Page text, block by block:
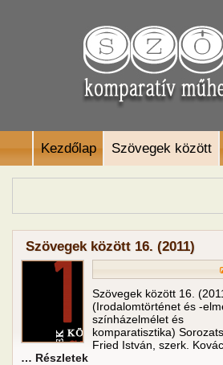
Kezdőlap Szövegek között
Szövegek között 16. (2011)
Szövegek között 16.
(Irodalomtörténet és -
színházelmélet és
komparatisztika)
Fried István, szerk.
… Részletek